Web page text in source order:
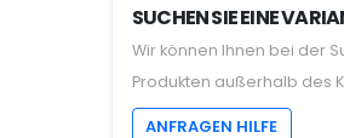
SUCHEN SIE EINE
Wir können Ihnen bei der
Produkten außerhalb des
ANFRAGEN HILFE